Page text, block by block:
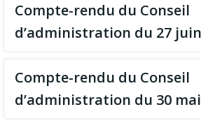
Compte-rendu du Conseil
d’administration du 27
Compte-rendu du Conseil
d’administration du 30